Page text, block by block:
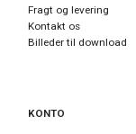
Fragt og levering
Kontakt os
Billeder til download
KONTO